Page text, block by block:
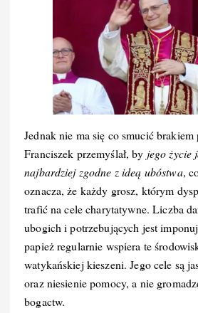
Jednak nie ma się co smucić
Franciszek przemyślał, by jego życie
najbardziej zgodne z ideą ubóstwa,
oznacza, że każdy grosz, którym
trafić na cele charytatywne. Liczba
ubogich i potrzebujących jest
papież regularnie wspiera te
watykańskiej kieszeni. Jego cele są
oraz niesienie pomocy, a nie
bogactw.